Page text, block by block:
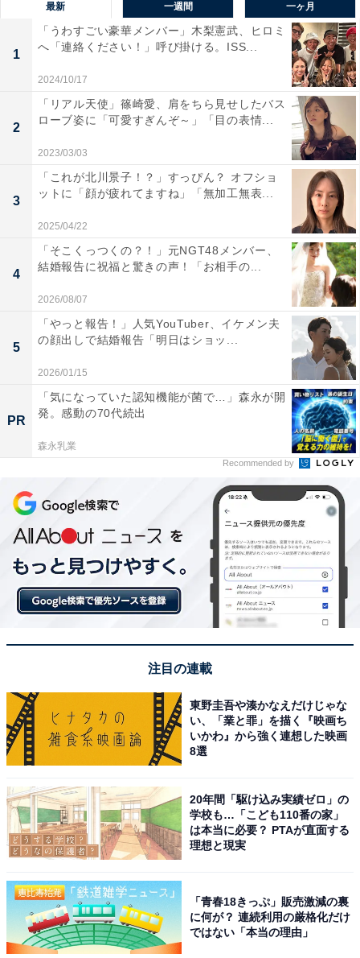
最新 一週間 一ヶ月
1
「うわすごい豪華メンバー」木梨憲武、ヒロミ
へ「連絡ください！」呼び掛ける。ISS...
2024/10/17
2
「リアル天使」篠崎愛、肩をちら見せしたバス
ローブ姿に「可愛すぎんぞ～」「目の表情...
2023/03/03
3
「これが北川景子！？」すっぴん？ オフショ
ットに「顔が疲れてますね」「無加工無表...
2025/04/22
4
「そこくっつくの？！」元NGT48メンバー、
結婚報告に祝福と驚きの声！「お相手の...
2026/08/07
5
「やっと報告！」人気YouTuber、イケメン夫
の顔出しで結婚報告「明日はショッ...
2026/01/15
PR
「気になっていた認知機能が菌で…」森永が開
発。感動の70代続出
森永乳業
Recommended by
注目の連載
東野圭吾や湊かなえだけじゃな
い、「業と罪」を描く『映画ち
いかわ』から強く連想した映画
8選
20年間「駆け込み実績ゼロ」の
学校も…「こども110番の家」
は本当に必要？ PTAが直面する
理想と現実
「青春18きっぷ」販売激減の裏
に何が？ 連続利用の厳格化だけ
ではない「本当の理由」